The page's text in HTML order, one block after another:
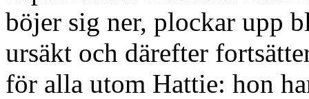
böjer sig ner, plockar upp
ursäkt och därefter
för alla utom Hattie: hon